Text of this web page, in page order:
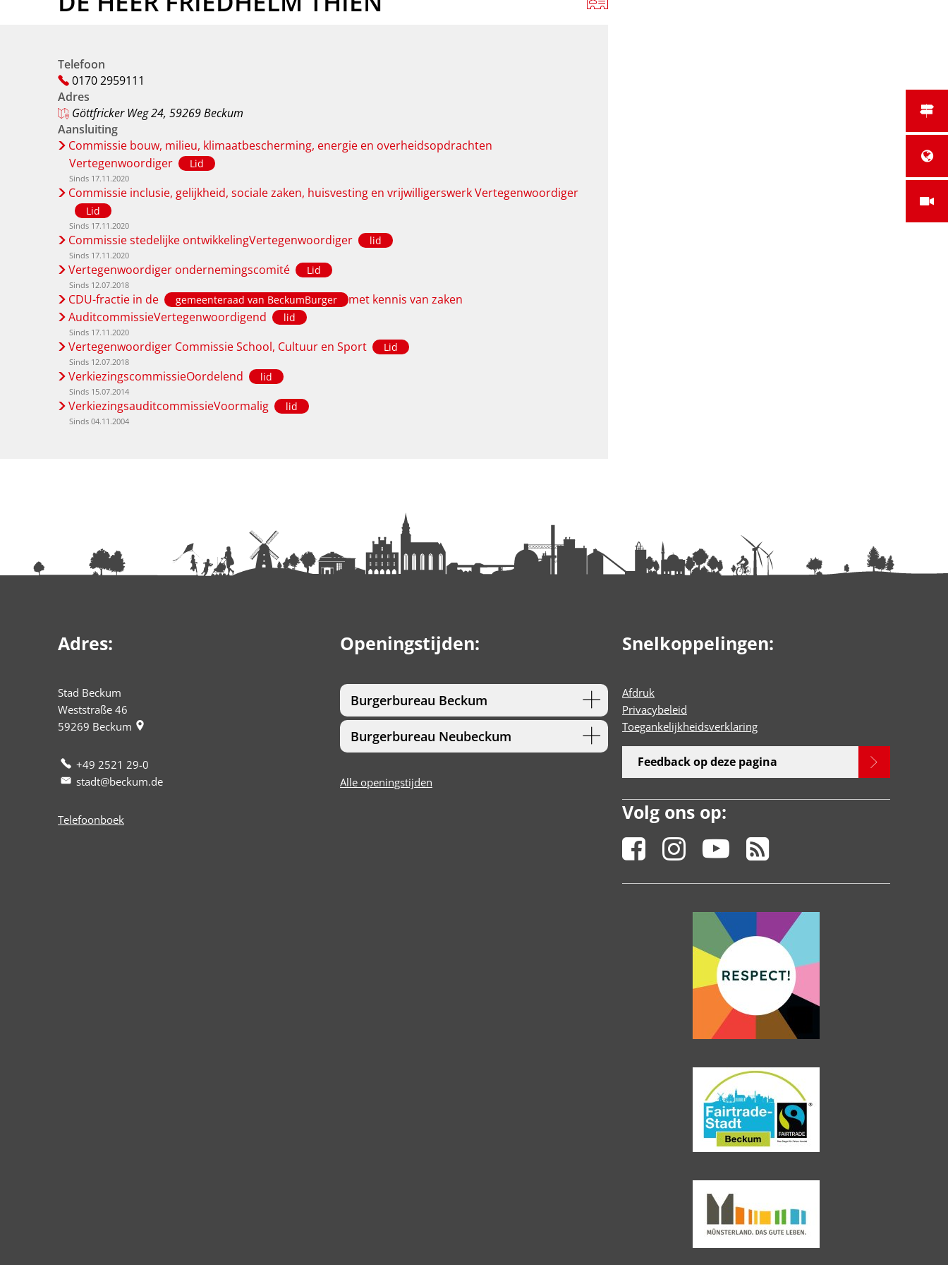
Telefoon
0170 2959111
Adres
Göttfricker Weg 24, 59269 Beckum
Aansluiting
Commissie bouw, milieu, klimaatbescherming, energie en overheidsopdrachten
Vertegenwoordiger
Lid
Sinds 17.11.2020
Commissie inclusie, gelijkheid, sociale zaken, huisvesting en vrijwilligerswerk Vertegenwoordiger
Lid
Sinds 17.11.2020
Commissie stedelijke ontwikkelingVertegenwoordiger lid
Sinds 17.11.2020
Vertegenwoordiger ondernemingscomité Lid
Sinds 12.07.2018
CDU-fractie in de gemeenteraad van BeckumBurger
met kennis van zaken
AuditcommissieVertegenwoordigend
lid
Sinds 17.11.2020
Vertegenwoordiger Commissie School, Cultuur en Sport Lid
Sinds 12.07.2018
VerkiezingscommissieOordelend lid
Sinds 15.07.2014
VerkiezingsauditcommissieVoormalig lid
Sinds 04.11.2004
Adres:
Stad Beckum
Weststraße 46
59269 Beckum
+49 2521 29-0
stadt@beckum.de
Telefoonboek
Openingstijden:
Burgerbureau Beckum
Burgerbureau Neubeckum
Alle openingstijden
Snelkoppelingen:
Afdruk
Privacybeleid
Toegankelijkheidsverklaring
Feedback op deze pagina
Volg ons op: